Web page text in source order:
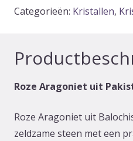
roze,
(Soham)
Categorieën: Kristallen,
Roze Aragoniet uit
Roze Aragoniet uit
zeldzame steen met een